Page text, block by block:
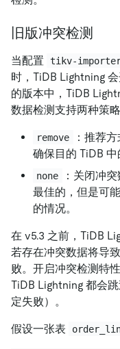
旧版冲突检测
当配置 tikv-
时，TiDB Lightning
的版本中，TiDB
数据检测支持两种策略
remove
：推荐
确保目的 TiDB 中
none
：关闭冲
最佳的，但是可
的情况。
在 v5.3 之前，TiDB
若存在冲突数据将导
败。开启冲突检测特
TiDB Lightning 都会
定失败）。
假设一张表